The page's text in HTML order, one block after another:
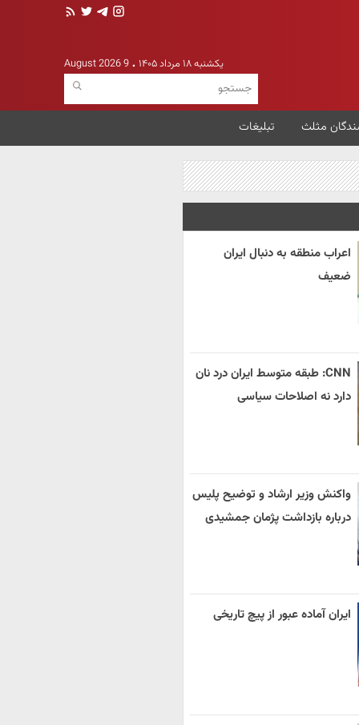
یکشنبه ۱۸ مرداد ۱۴۰۵ 9 August 2026
مثلث تبلیغات
اعراب منطقه به دنبال ایران
ضعیف
CNN: طبقه متوسط ایران درد نان
دارد نه اصلاحات سیاسی
واکنش وزیر ارشاد و توضیح پلیس
درباره بازداشت پژمان جمشیدی
ایران آماده عبور از پیچ تاریخی